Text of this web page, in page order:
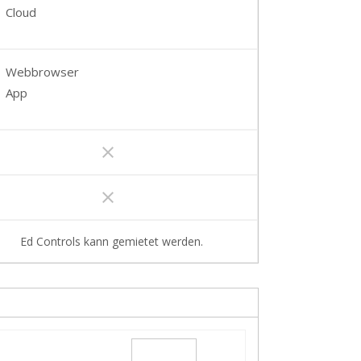
Cloud
Webbrowser
App
clear
clear
Ed Controls kann gemietet werden.